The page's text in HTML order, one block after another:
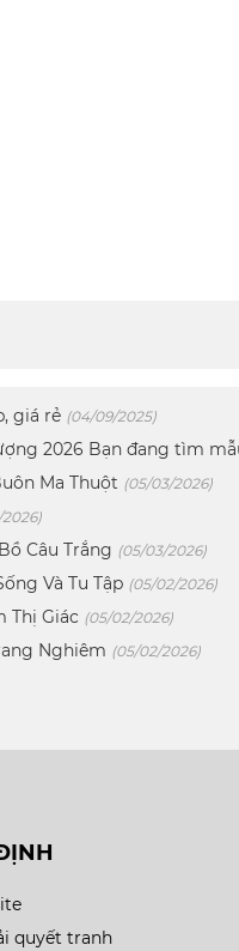
giá rẻ (04/09/2025)
2026 Bạn đang tìm
Ma Thuột (05/03/2026)
Câu Trắng (05/03/2026)
Và Tu Tập (05/02/2026)
Thị Giác (05/02/2026)
Nghiêm (05/02/2026)
quyết tranh